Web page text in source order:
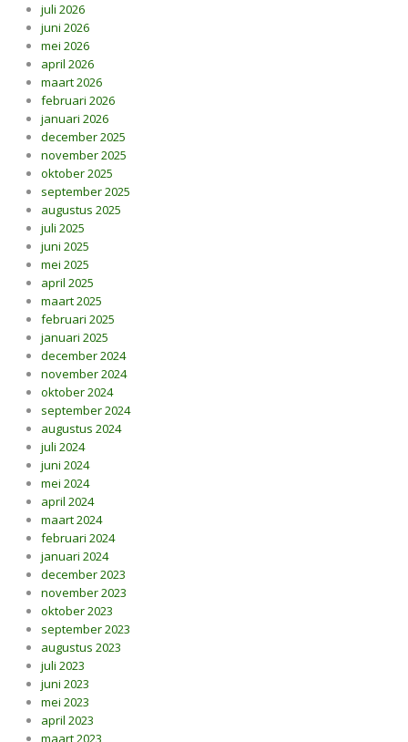
juli 2026
juni 2026
mei 2026
april 2026
maart 2026
februari 2026
januari 2026
december 2025
november 2025
oktober 2025
september 2025
augustus 2025
juli 2025
juni 2025
mei 2025
april 2025
maart 2025
februari 2025
januari 2025
december 2024
november 2024
oktober 2024
september 2024
augustus 2024
juli 2024
juni 2024
mei 2024
april 2024
maart 2024
februari 2024
januari 2024
december 2023
november 2023
oktober 2023
september 2023
augustus 2023
juli 2023
juni 2023
mei 2023
april 2023
maart 2023